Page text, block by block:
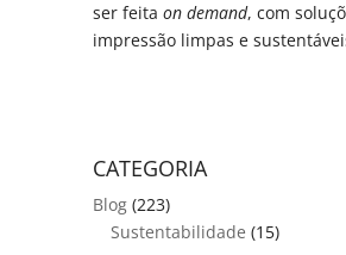
ser feitaon demand, com
impressão limpas e
CATEGORIA
Blog (223)
Sustentabilidade (15)